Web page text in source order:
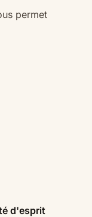
permet
d'esprit